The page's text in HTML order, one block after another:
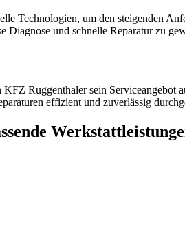
Technologien, um den steigenden
Diagnose und schnelle Reparatur zu
Ruggenthaler sein
effizient und zuverlässig